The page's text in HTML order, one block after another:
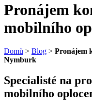
Pronájem
mobilního
Domů > Blog > Pronájem
Nymburk
Specialisté na
mobilního